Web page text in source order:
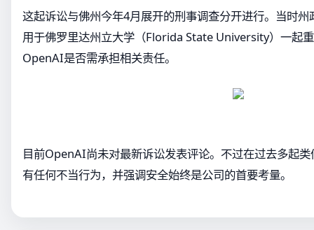
这起诉讼与佛州今年4月展开的刑事调查分开进行。当时
用于佛罗里达州立大学（Florida State University）一起
OpenAI是否需承担相关责任。
目前OpenAI尚未对最新诉讼发表评论。不过在过去多起
有任何不当行为，并强调安全始终是公司的首要考量。